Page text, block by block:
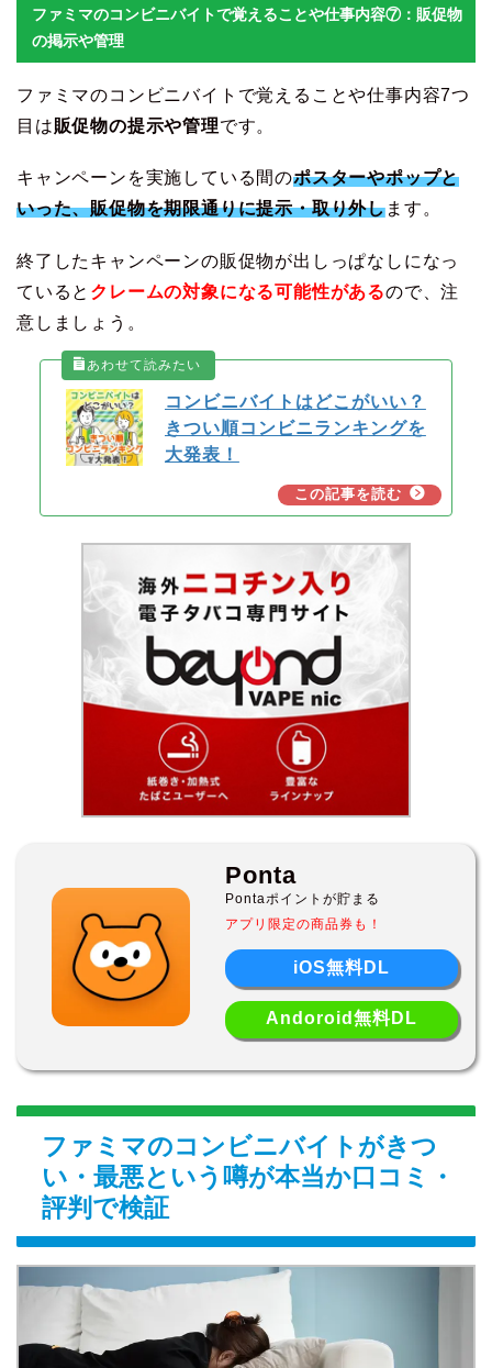
ファミマのコンビニバイトで覚えることや仕事内容⑦：販促物
の掲示や管理
ファミマのコンビニバイトで覚えることや仕事内容7つ
目は販促物の提示や管理です。
キャンペーンを実施している間のポスターやポップと
いった、販促物を期限通りに提示・取り外します。
終了したキャンペーンの販促物が出しっぱなしになっ
ていると クレームの対象になる可能性があるので、注
意しましょう。
コンビニバイトはどこがいい？
きつい順コンビニランキングを
大発表！
Ponta
Pontaポイントが貯まる
アプリ限定の商品券も！
iOS無料DL
Andoroid無料DL
ファミマのコンビニバイトがきつ
い・最悪という噂が本当か口コミ・
評判で検証